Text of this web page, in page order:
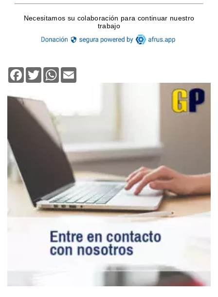
Facebook
TwitterWhatsApp